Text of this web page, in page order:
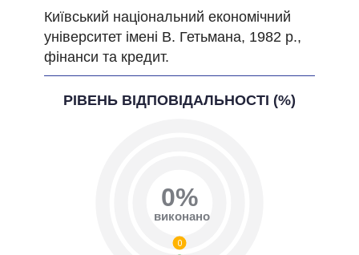
Київський національний економічний
університет імені В. Гетьмана, 1982 р.,
фінанси та кредит.
РІВЕНЬ ВІДПОВІДАЛЬНОСТІ (%)
0
0%
виконано